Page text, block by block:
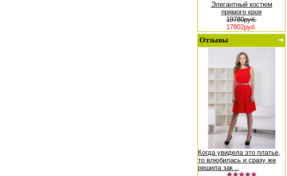
Элегантный костюм
прямого кроя
19780руб.
17802руб.
Отзывы
Когда увидела это платье,
то влюбилась и сразу же
решила зак ..